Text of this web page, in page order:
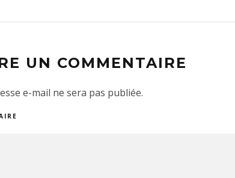
UN COMMENTAIRE
e-mail ne sera pas publiée.